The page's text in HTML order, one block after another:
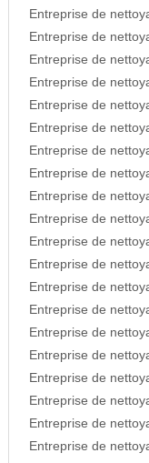
Entreprise de
Entreprise de
Entreprise de
Entreprise de
Entreprise de
Entreprise de
Entreprise de
Entreprise de
Entreprise de
Entreprise de
Entreprise de
Entreprise de
Entreprise de
Entreprise de
Entreprise de
Entreprise de
Entreprise de
Entreprise de
Entreprise de
Entreprise de